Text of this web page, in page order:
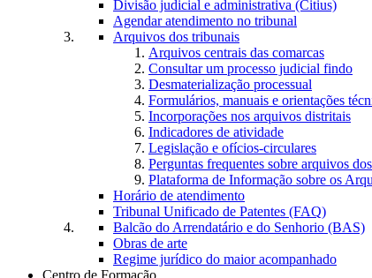
Divisão judicial e administrativa (Citius)
Agendar atendimento no tribunal
Arquivos dos tribunais
Arquivos centrais das comarcas
Consultar um processo judicial findo
Desmaterialização processual
Formulários, manuais e orientações
Incorporações nos arquivos distritais
Indicadores de atividade
Legislação e ofícios-circulares
Perguntas frequentes sobre arquivos
Plataforma de Informação sobre os
Horário de atendimento
Tribunal Unificado de Patentes (FAQ)
Balcão do Arrendatário e do Senhorio (BAS)
Obras de arte
Regime jurídico do maior acompanhado
Centro de Formação